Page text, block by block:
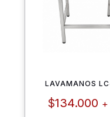
LAVAMANOS
$134.000 +